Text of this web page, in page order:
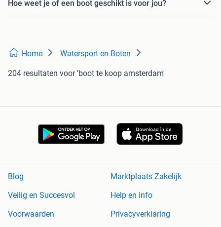
Hoe weet je of een boot geschikt is voor jou?
Home Watersport en Boten
204 resultaten voor 'boot te koop amsterdam'
Blog
Marktplaats Zakelijk
Veilig en Succesvol
Help en Info
Voorwaarden
Privacyverklaring